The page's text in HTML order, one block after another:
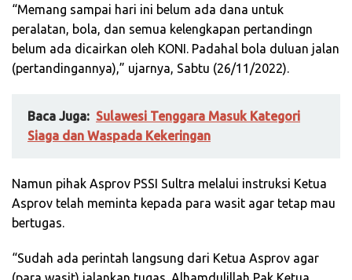
“Memang sampai hari ini belum ada dana untuk
peralatan, bola, dan semua kelengkapan pertandingn
belum ada dicairkan oleh KONI. Padahal bola duluan jalan
(pertandingannya),” ujarnya, Sabtu (26/11/2022).
Baca Juga: Sulawesi Tenggara Masuk Kategori
Siaga dan Waspada Kekeringan
Namun pihak Asprov PSSI Sultra melalui instruksi Ketua
Asprov telah meminta kepada para wasit agar tetap mau
bertugas.
“Sudah ada perintah langsung dari Ketua Asprov agar